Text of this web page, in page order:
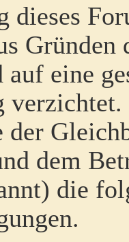
dieses
Gründen
eine
der
dem
die